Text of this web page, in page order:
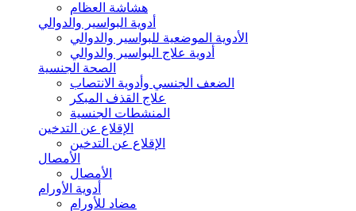
هشاشة العظام
أدوية البواسير والدوالي
الأدوية الموضعية للبواسير والدوالي
أدوية علاج البواسير والدوالي
الصحة الجنسية
الضعف الجنسي وأدوية الانتصاب
علاج القذف المبكر
المنشطات الجنسية
الإقلاع عن التدخين
الإقلاع عن التدخين
الأمصال
الأمصال
أدوية الأورام
مضاد للأورام